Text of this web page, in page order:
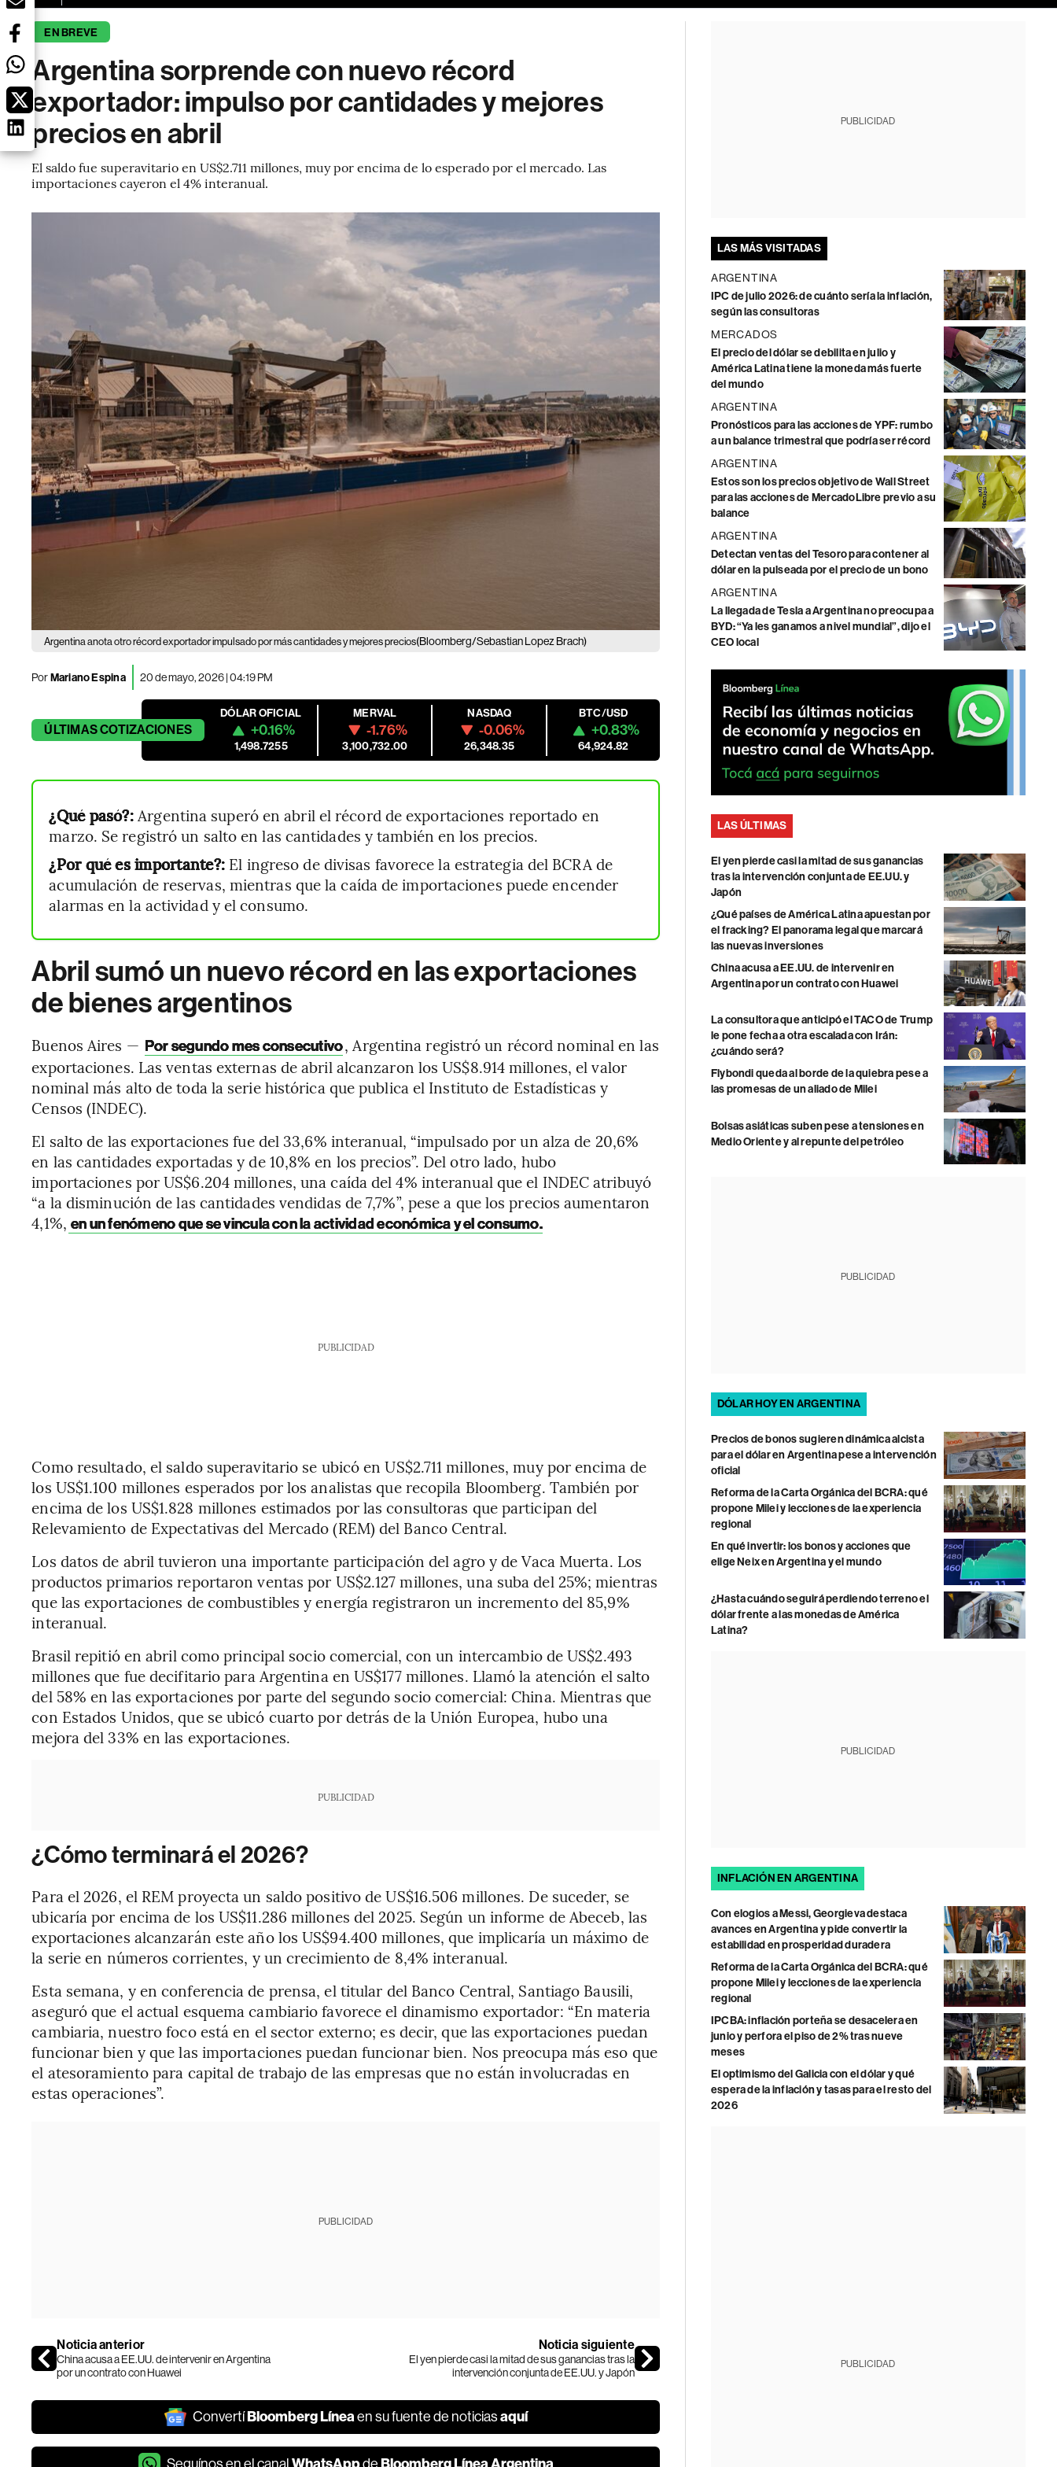
EN BREVE
Argentina sorprende con nuevo récord
exportador: impulso por cantidades y mejores
precios en abril
El saldo fue superavitario en US$2.711 millones, muy por encima de lo esperado por el mercado. Las
importaciones cayeron el 4% interanual.
Argentina anota otro récord exportador impulsado por más cantidades y mejores precios(Bloomberg/Sebastian Lopez Brach)
PorMariano Espina 20 de mayo, 2026 | 04:19 PM
ÚLTIMASCOTIZACIONES
DÓLAR OFICIAL
+0.16%
1,498.7255
MERVAL
-1.76%
3,100,732.00
NASDAQ
-0.06%
26,348.35
BTC/USD
+0.83%
64,924.82
¿Qué pasó?: Argentina superó en abril el récord de exportaciones reportado en
marzo. Se registró un salto en las cantidades y también en los precios.
¿Por qué es importante?: El ingreso de divisas favorece la estrategia del BCRA de
acumulación de reservas, mientras que la caída de importaciones puede encender
alarmas en la actividad y el consumo.
Abril sumó un nuevo récord en las exportaciones
de bienes argentinos
Buenos Aires — Por segundo mes consecutivo, Argentina registró un récord nominal en las
exportaciones. Las ventas externas de abril alcanzaron los US$8.914 millones, el valor
nominal más alto de toda la serie histórica que publica el Instituto de Estadísticas y
Censos (INDEC).
El salto de las exportaciones fue del 33,6% interanual, “impulsado por un alza de 20,6%
en las cantidades exportadas y de 10,8% en los precios”. Del otro lado, hubo
importaciones por US$6.204 millones, una caída del 4% interanual que el INDEC atribuyó
“a la disminución de las cantidades vendidas de 7,7%”, pese a que los precios aumentaron
4,1%, en un fenómeno que se vincula con la actividad económica y el consumo.
PUBLICIDAD
Como resultado, el saldo superavitario se ubicó en US$2.711 millones, muy por encima de
los US$1.100 millones esperados por los analistas que recopila Bloomberg. También por
encima de los US$1.828 millones estimados por las consultoras que participan del
Relevamiento de Expectativas del Mercado (REM) del Banco Central.
Los datos de abril tuvieron una importante participación del agro y de Vaca Muerta. Los
productos primarios reportaron ventas por US$2.127 millones, una suba del 25%; mientras
que las exportaciones de combustibles y energía registraron un incremento del 85,9%
interanual.
Brasil repitió en abril como principal socio comercial, con un intercambio de US$2.493
millones que fue decifitario para Argentina en US$177 millones. Llamó la atención el salto
del 58% en las exportaciones por parte del segundo socio comercial: China. Mientras que
con Estados Unidos, que se ubicó cuarto por detrás de la Unión Europea, hubo una
mejora del 33% en las exportaciones.
PUBLICIDAD
¿Cómo terminará el 2026?
Para el 2026, el REM proyecta un saldo positivo de US$16.506 millones. De suceder, se
ubicaría por encima de los US$11.286 millones del 2025. Según un informe de Abeceb, las
exportaciones alcanzarán este año los US$94.400 millones, que implicaría un máximo de
la serie en números corrientes, y un crecimiento de 8,4% interanual.
Esta semana, y en conferencia de prensa, el titular del Banco Central, Santiago Bausili,
aseguró que el actual esquema cambiario favorece el dinamismo exportador: “En materia
cambiaria, nuestro foco está en el sector externo; es decir, que las exportaciones puedan
funcionar bien y que las importaciones puedan funcionar bien. Nos preocupa más eso que
el atesoramiento para capital de trabajo de las empresas que no están involucradas en
estas operaciones”.
PUBLICIDAD
Noticia anterior
China acusa a EE.UU. de intervenir en Argentina
por un contrato con Huawei
Noticia siguiente
El yen pierde casi la mitad de sus ganancias tras la
intervención conjunta de EE.UU. y Japón
ConvertíBloomberg Líneaen su fuente de noticiasaquí
Seguínos en el canal WhatsAppde Bloomberg Línea Argentina
PUBLICIDAD
LAS MÁS VISITADAS
ARGENTINA
IPC de julio 2026: de cuánto sería la inflación,
según las consultoras
MERCADOS
El precio del dólar se debilita en julio y
América Latina tiene la moneda más fuerte
del mundo
ARGENTINA
Pronósticos para las acciones de YPF: rumbo
a un balance trimestral que podría ser récord
ARGENTINA
Estos son los precios objetivo de Wall Street
para las acciones de MercadoLibre previo a su
balance
ARGENTINA
Detectan ventas del Tesoro para contener al
dólar en la pulseada por el precio de un bono
ARGENTINA
La llegada de Tesla a Argentina no preocupa a
BYD: “Ya les ganamos a nivel mundial”, dijo el
CEO local
LAS ÚLTIMAS
El yen pierde casi la mitad de sus ganancias
tras la intervención conjunta de EE.UU. y
Japón
¿Qué países de América Latina apuestan por
el fracking? El panorama legal que marcará
las nuevas inversiones
China acusa a EE.UU. de intervenir en
Argentina por un contrato con Huawei
La consultora que anticipó el TACO de Trump
le pone fecha a otra escalada con Irán:
¿cuándo será?
Flybondi queda al borde de la quiebra pese a
las promesas de un aliado de Milei
Bolsas asiáticas suben pese a tensiones en
Medio Oriente y al repunte del petróleo
PUBLICIDAD
DÓLAR HOY EN ARGENTINA
Precios de bonos sugieren dinámica alcista
para el dólar en Argentina pese a intervención
oficial
Reforma de la Carta Orgánica del BCRA: qué
propone Milei y lecciones de la experiencia
regional
En qué invertir: los bonos y acciones que
elige Neix en Argentina y el mundo
¿Hasta cuándo seguirá perdiendo terreno el
dólar frente a las monedas de América
Latina?
PUBLICIDAD
INFLACIÓN EN ARGENTINA
Con elogios a Messi, Georgieva destaca
avances en Argentina y pide convertir la
estabilidad en prosperidad duradera
Reforma de la Carta Orgánica del BCRA: qué
propone Milei y lecciones de la experiencia
regional
IPCBA: inflación porteña se desacelera en
junio y perfora el piso de 2% tras nueve
meses
El optimismo del Galicia con el dólar y qué
espera de la inflación y tasas para el resto del
2026
PUBLICIDAD